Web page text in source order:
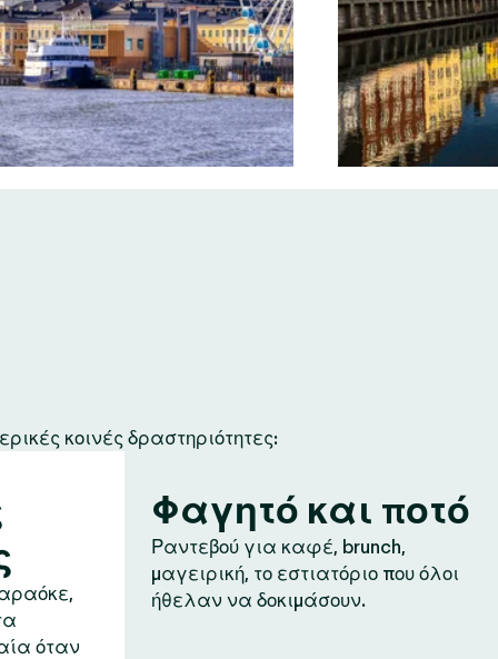
κοινές δραστηριότητες:
όταν
Φαγητό και ποτό
Ραντεβού για καφέ, brunch,
μαγειρική, το εστιατόριο που όλοι
ήθελαν να δοκιμάσουν.